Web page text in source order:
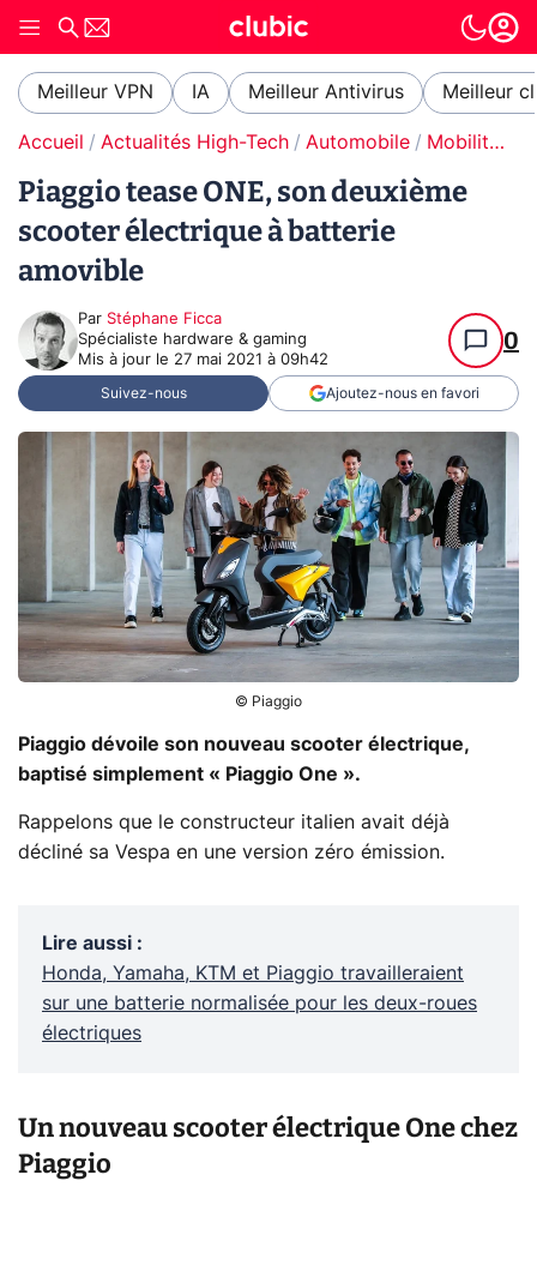
Meilleur VPN IA Meilleur Antivirus Meilleur
Accueil Actualités High-Tech Automobile Mobilité urbaine électrique
Piaggio tease ONE, son deuxième
scooter électrique à batterie
amovible
Par Stéphane Ficca
Spécialiste hardware & gaming
Mis à jour le 27 mai 2021 à 09h42
0
Suivez-nous Ajoutez-nous en favori
© Piaggio
Piaggio dévoile son nouveau scooter électrique,
baptisé simplement « Piaggio One ».
Rappelons que le constructeur italien avait déjà
décliné sa Vespa en une version zéro émission.
Lire aussi :
Honda, Yamaha, KTM et Piaggio travailleraient
sur une batterie normalisée pour les deux-roues
électriques
Un nouveau scooter électrique One chez
Piaggio